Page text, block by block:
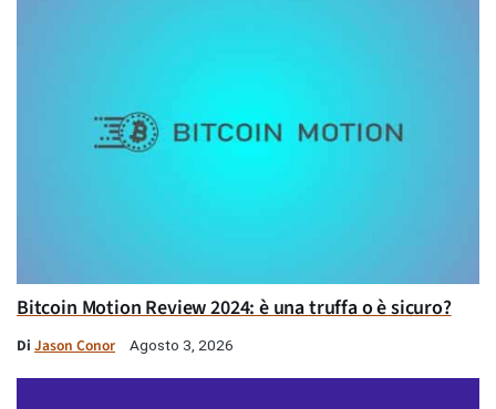
Bitcoin Motion Review 2024: è una truffa o è sicuro?
Di Jason Conor Agosto 3, 2026